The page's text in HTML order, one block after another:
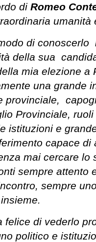
di Romeo
di conoscerlo
della sua
mia elezione a
una grande
provinciale,
Provinciale,
istituzioni e
capace
mai cercare lo
sempre attento
sempre
felice di vederlo
politico e